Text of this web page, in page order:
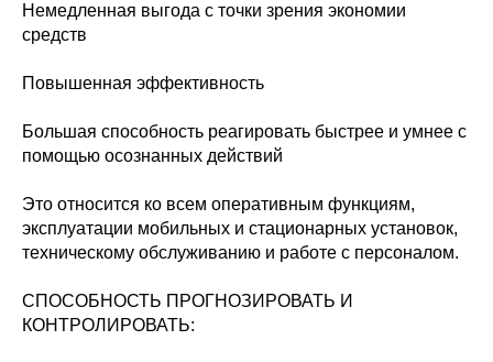
Немедленная выгода с точки зрения экономии
средств
Повышенная эффективность
Большая способность реагировать быстрее и умнее с
помощью осознанных действий
Это относится ко всем оперативным функциям,
эксплуатации мобильных и стационарных установок,
техническому обслуживанию и работе с персоналом.
СПОСОБНОСТЬ ПРОГНОЗИРОВАТЬ И
КОНТРОЛИРОВАТЬ: